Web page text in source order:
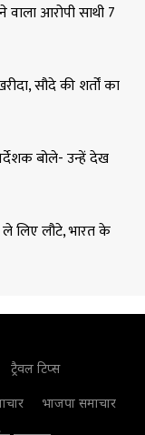
वाला आरोपी साथी 7
सौदे की शर्तों का
बोले- उन्हें देख
लिए लौटे, भारत के
ट्रैवल टिप्स
भाजपा समाचार